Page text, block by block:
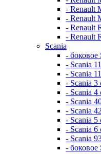
- Renault
- Renault
- Renault
- Renault
Scania
- боковое
- Scania
- Scania
- Scania 3
- Scania 4
- Scania
- Scania
- Scania 5
- Scania 6
- Scania
- боковое